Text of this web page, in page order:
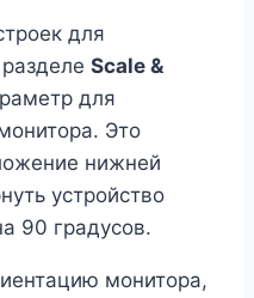
для
Scale &
для
Это
нижней
устройство
90 градусов.
монитора,